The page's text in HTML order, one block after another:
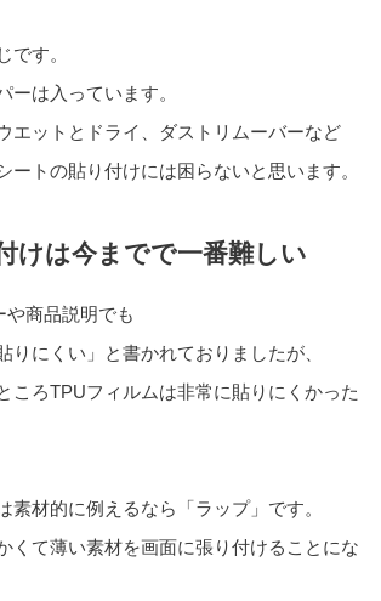
です。
ーは入っています。
エットとドライ、ダストリムーバーなど
ートの貼り付けには困らないと思います。
けは今までで一番難しい
商品説明でも
りにくい」と書かれておりましたが、
ころTPUフィルムは非常に貼りにくかった
素材的に例えるなら「ラップ」です。
くて薄い素材を画面に張り付けることにな